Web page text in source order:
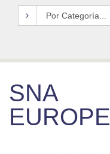
SNA
EUROPE